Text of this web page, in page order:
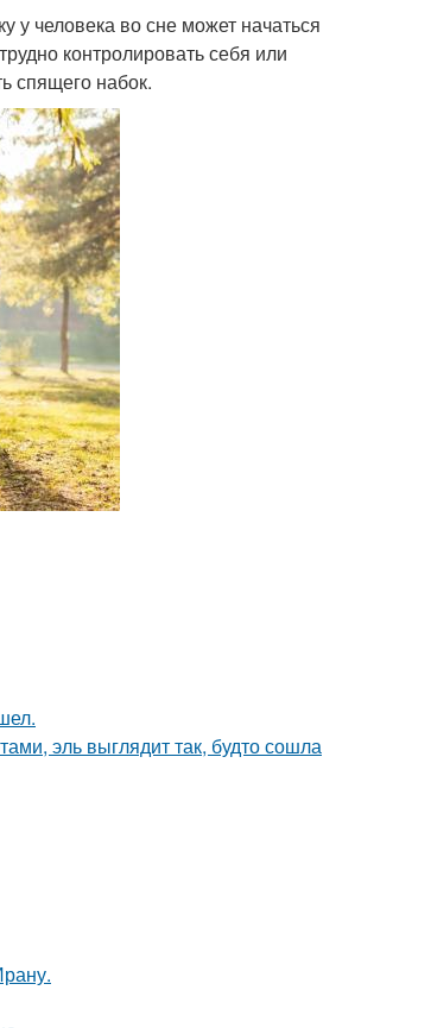
у человека во сне может начаться
контролировать себя или
спящего набок.
эль выглядит так, будто сошла